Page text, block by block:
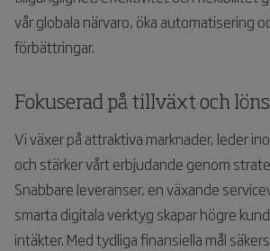
vår globala närvaro, öka automatisering
förbättringar.
Fokuserad på tillväxt och
Vi växer på attraktiva marknader, leder
och stärker vårt erbjudande genom
Snabbare leveranser, en växande
smarta digitala verktyg skapar högre
intäkter. Med tydliga finansiella mål